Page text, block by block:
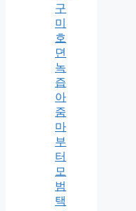
구
미
호
뎐
녹
즙
아
줌
마
부
터
모
범
택